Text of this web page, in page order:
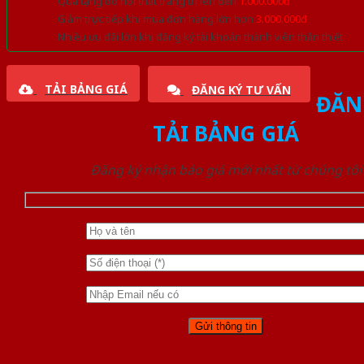
Giảm trực tiếp khi mua đơn hàng lớn hơn 3.000.000đ
Nhiều ưu đãi lớn khi đăng ký tài khoản thành viên thân thiết
TẢI BẢNG GIÁ ĐĂNG KÝ TƯ VẤN
TẢI BẢNG GIÁ
Đăng ký nhận báo giá mới nhất từ chúng tôi